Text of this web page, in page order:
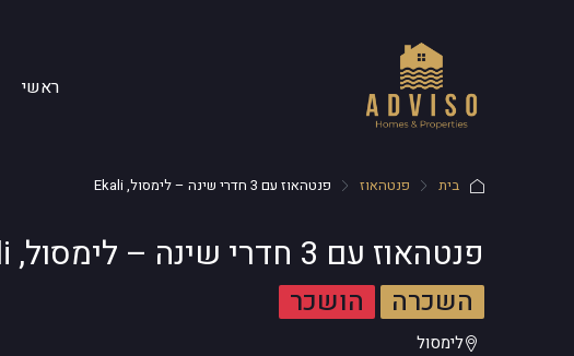
ראשי
בית פנטהאוז פנטהאוז עם 3 חדרי שינה – לימסול, Ekali
פנטהאוז עם 3 חדרי שינה – לימסול, Ekali
השכרה הושכר
לימסול